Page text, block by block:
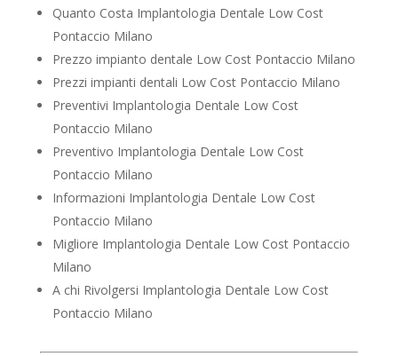
Quanto Costa Implantologia Dentale Low Cost
Pontaccio Milano
Prezzo impianto dentale Low Cost Pontaccio Milano
Prezzi impianti dentali Low Cost Pontaccio Milano
Preventivi Implantologia Dentale Low Cost
Pontaccio Milano
Preventivo Implantologia Dentale Low Cost
Pontaccio Milano
Informazioni Implantologia Dentale Low Cost
Pontaccio Milano
Migliore Implantologia Dentale Low Cost Pontaccio
Milano
A chi Rivolgersi Implantologia Dentale Low Cost
Pontaccio Milano